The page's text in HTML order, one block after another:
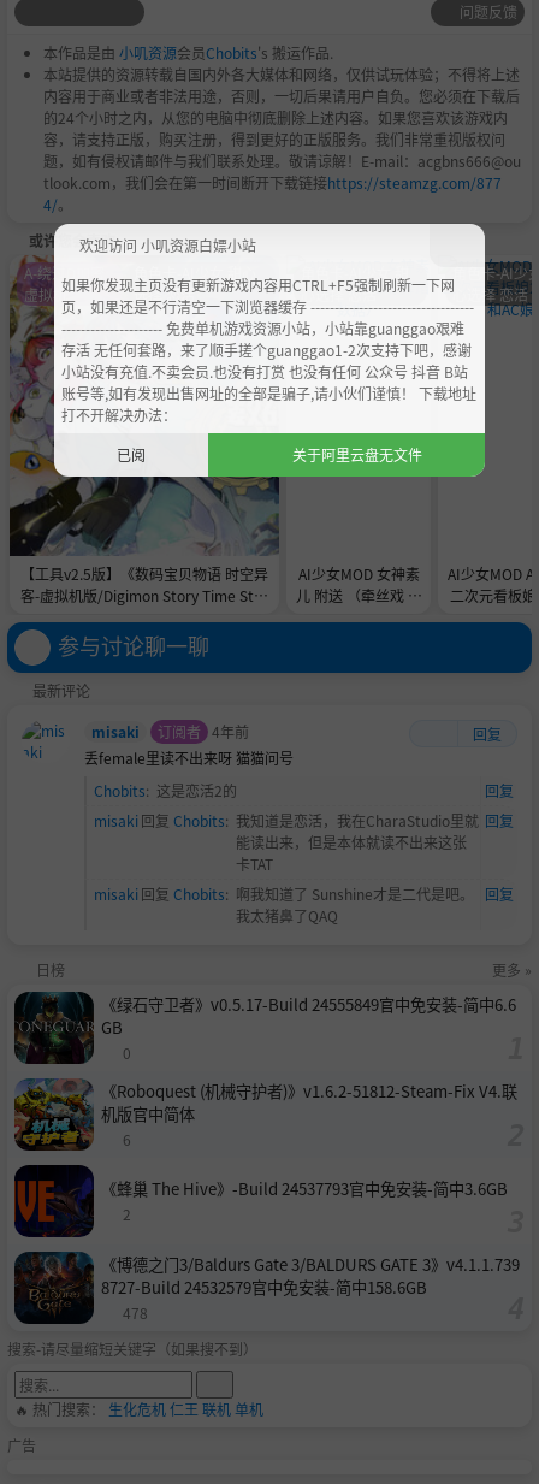
问题反馈
本作品是由 小叽资源会员Chobits's 搬运作品.
本站提供的资源转载自国内外各大媒体和网络，仅供试玩体验；不得将上述
内容用于商业或者非法用途，否则，一切后果请用户自负。您必须在下载后
的24个小时之内，从您的电脑中彻底删除上述内容。如果您喜欢该游戏内
容，请支持正版，购买注册，得到更好的正版服务。我们非常重视版权问
题，如有侵权请邮件与我们联系处理。敬请谅解！E-mail：acgbns666@ou
tlook.com，我们会在第一时间断开下载链接https://steamzg.com/877
4/。
或许您会喜欢
【工具v2.5版】《数码宝贝物语 时空异
客-虚拟机版/Digimon Story Time Stra
官中免安装-简中31.1GB
A-绕过D加密
虚拟机
选择 恋活
AI少女MOD 女神素
儿 附送 （牵丝戏 舞
心选择 恋活
AI少女MOD A
二次元看板
角色卡-AI少
心选择 恋活
参与讨论聊一聊
最新评论
misaki
订阅者 4年前
回复
丢female里读不出来呀 猫猫问号
Chobits: 这是恋活2的
回复
misaki 回复 Chobits: 我知道是恋活，我在CharaStudio里就
能读出来，但是本体就读不出来这张
卡TAT
回复
misaki 回复 Chobits: 啊我知道了 Sunshine才是二代是吧。
我太猪鼻了QAQ
回复
日榜 更多 »
《绿石守卫者》v0.5.17-Build 24555849官中免安装-简中6.6
GB
0
《Roboquest (机械守护者)》v1.6.2-51812-Steam-Fix V4.联
机版官中简体
6
《蜂巢 The Hive》-Build 24537793官中免安装-简中3.6GB
2
《博德之门3/Baldurs Gate 3/BALDURS GATE 3》v4.1.1.739
8727-Build 24532579官中免安装-简中158.6GB
478
搜索-请尽量缩短关键字（如果搜不到）
🔥 热门搜索： 生化危机仁王 联机单机
广告
欢迎访问 小叽资源白嫖小站
如果你发现主页没有更新游戏内容用CTRL+F5强制刷新一下网
页，如果还是不行清空一下浏览器缓存 ----------------------------------
--------------------- 免费单机游戏资源小站，小站靠guanggao艰难
存活 无任何套路，来了顺手搓个guanggao1-2次支持下吧，感谢
小站没有充值.不卖会员.也没有打赏 也没有任何 公众号 抖音 B站
账号等,如有发现出售网址的全部是骗子,请小伙们谨慎！ 下载地址
打不开解决办法：
已阅
关于阿里云盘无文件